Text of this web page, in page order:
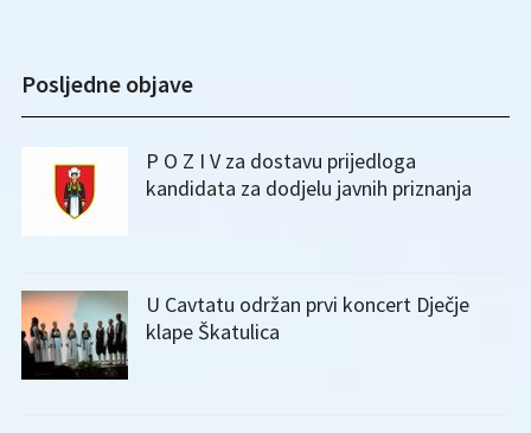
Posljedne objave
P O Z I V za dostavu prijedloga
kandidata za dodjelu javnih priznanja
U Cavtatu održan prvi koncert Dječje
klape Škatulica